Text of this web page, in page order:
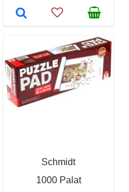
Schmidt
1000 Palat